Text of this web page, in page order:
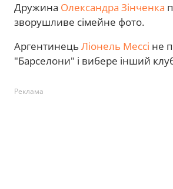
Дружина Олександра Зінченка
зворушливе сімейне фото.
Аргентинець Ліонель Мессі не
"Барселони" і вибере інший
Реклама